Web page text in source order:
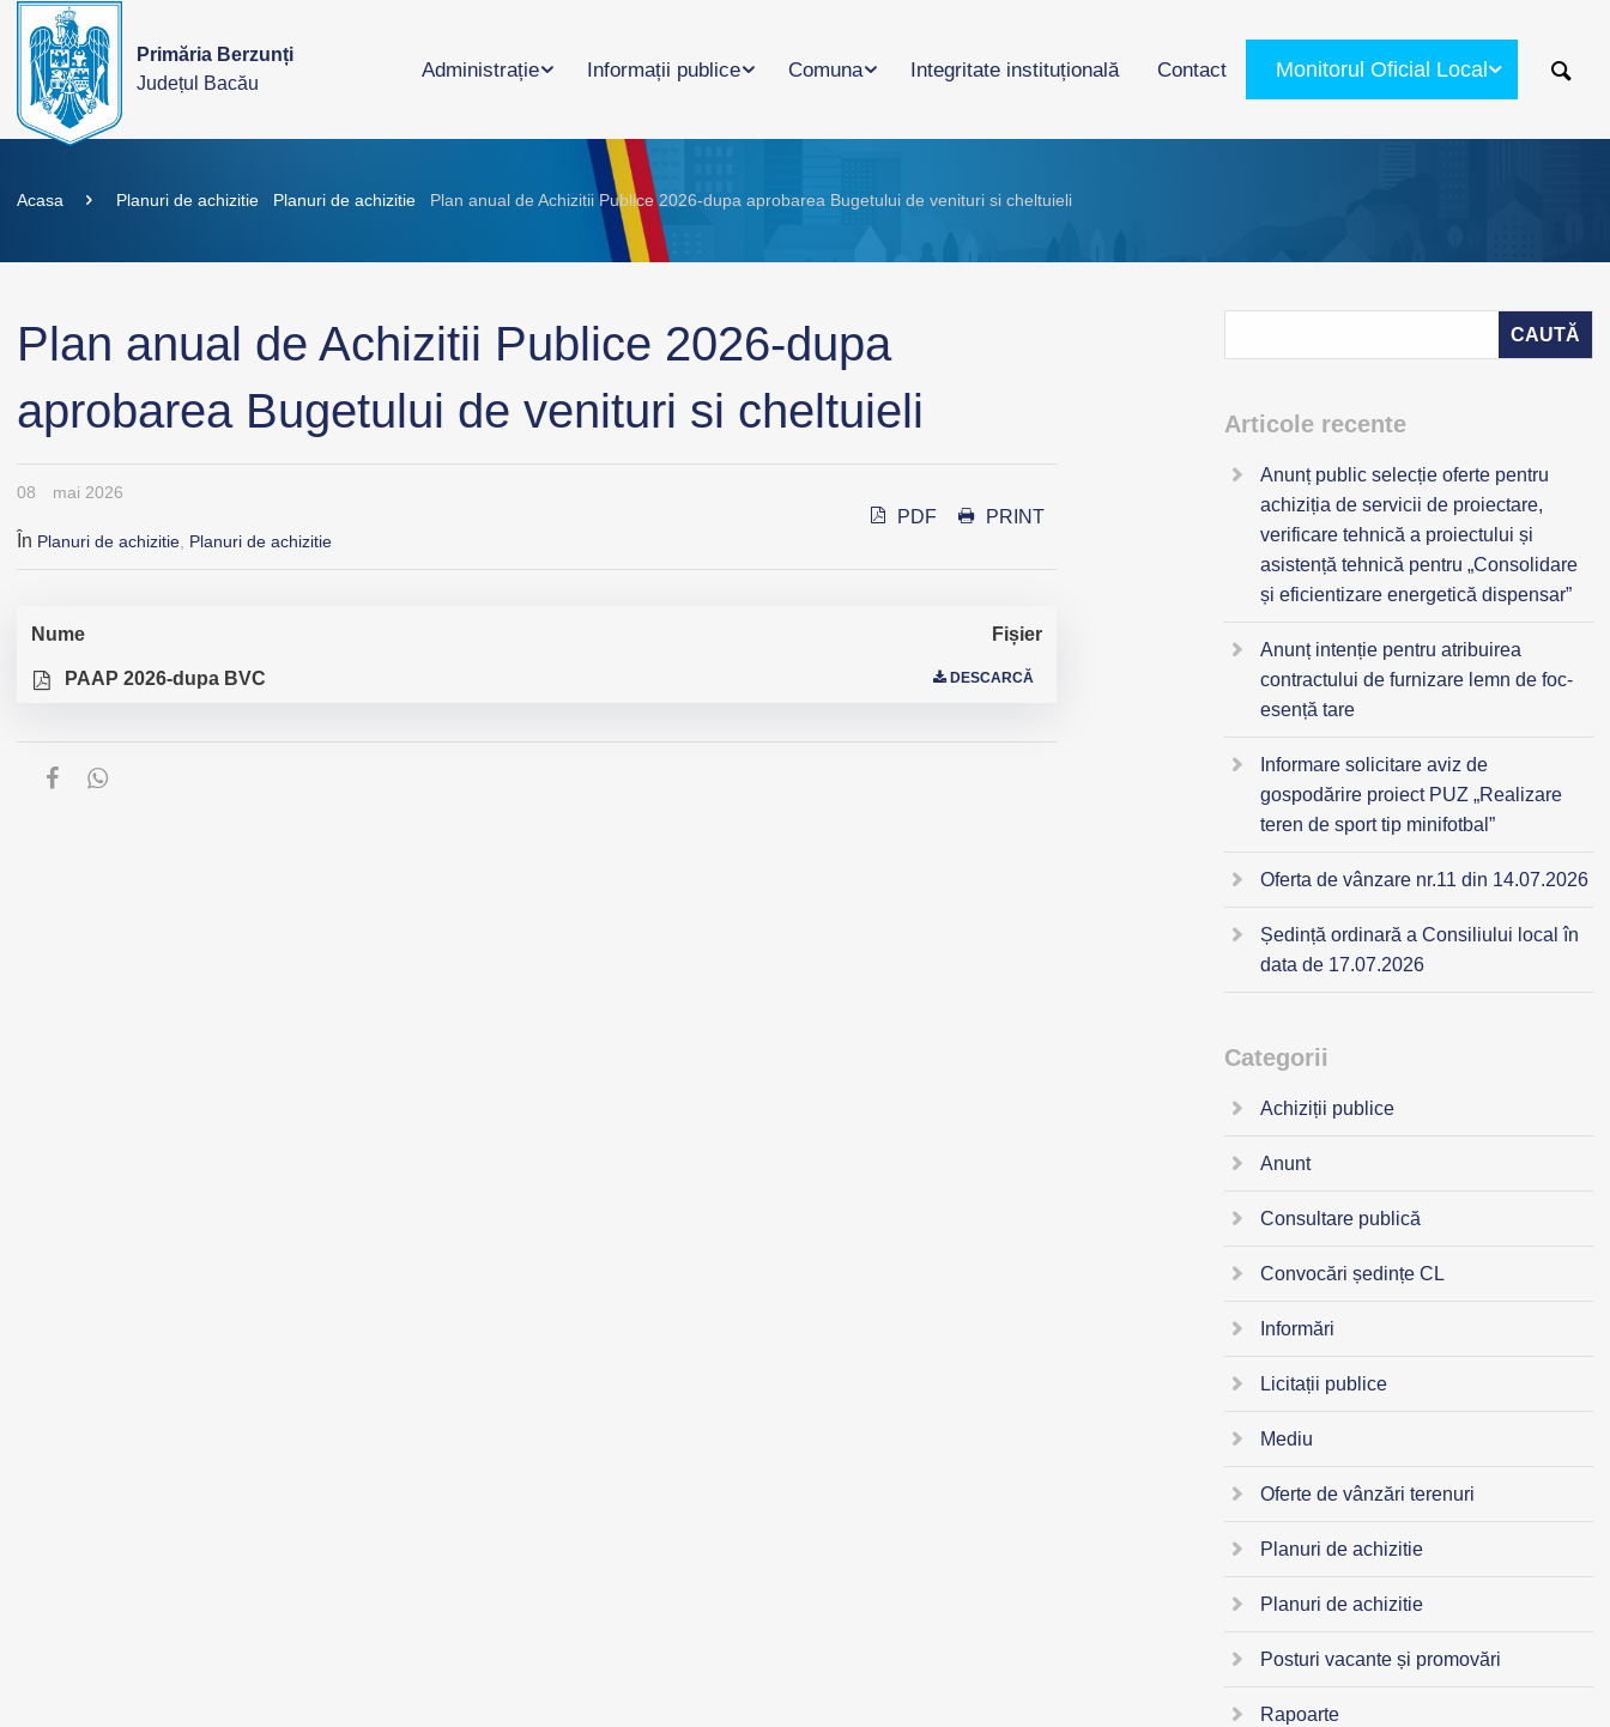
Primăria Berzunți
Județul Bacău
Administrație Informații publice Comuna Integritate instituțională Contact Monitorul Oficial Local
Acasa Planuri de achizitie Planuri de achizitie Plan anual de Achizitii Publice 2026-dupa aprobarea Bugetului de venituri si cheltuieli
Plan anual de Achizitii Publice 2026-dupa
aprobarea Bugetului de venituri si cheltuieli
08 mai 2026
În Planuri de achizitie Planuri de achizitie
PDF PRINT
Nume Fișier
PAAP 2026-dupa BVC DESCARCĂ
Articole recente
Anunț public selecție oferte pentru
achiziția de servicii de proiectare,
verificare tehnică a proiectului și
asistență tehnică pentru „Consolidare
și eficientizare energetică dispensar”
Anunț intenție pentru atribuirea
contractului de furnizare lemn de foc-
esență tare
Informare solicitare aviz de
gospodărire proiect PUZ „Realizare
teren de sport tip minifotbal”
Oferta de vânzare nr.11 din 14.07.2026
Ședință ordinară a Consiliului local în
data de 17.07.2026
Categorii
Achiziții publice
Anunt
Consultare publică
Convocări ședințe CL
Informări
Licitații publice
Mediu
Oferte de vânzări terenuri
Planuri de achizitie
Planuri de achizitie
Posturi vacante și promovări
Rapoarte